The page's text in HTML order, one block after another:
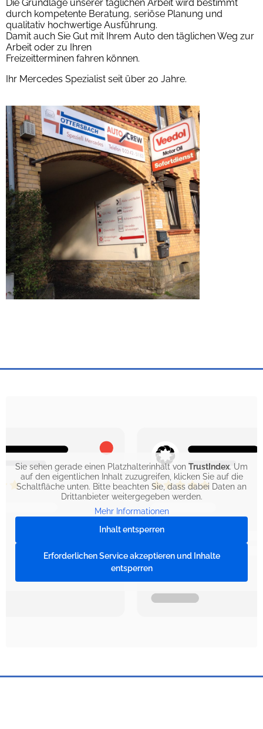
Die Grundlage unserer täglichen Arbeit wird bestimmt
durch kompetente Beratung, seriöse Planung und
qualitativ hochwertige Ausführung.
Damit auch Sie Gut mit Ihrem Auto den täglichen Weg zur
Arbeit oder zu Ihren
Freizeitterminen fahren können.
Ihr Mercedes Spezialist seit über 20 Jahre.
Sie sehen gerade einen Platzhalterinhalt von TrustIndex. Um
auf den eigentlichen Inhalt zuzugreifen, klicken Sie auf die
Schaltfläche unten. Bitte beachten Sie, dass dabei Daten an
Drittanbieter weitergegeben werden.
Mehr Informationen
Inhalt entsperren
Erforderlichen Service akzeptieren und Inhalte
entsperren